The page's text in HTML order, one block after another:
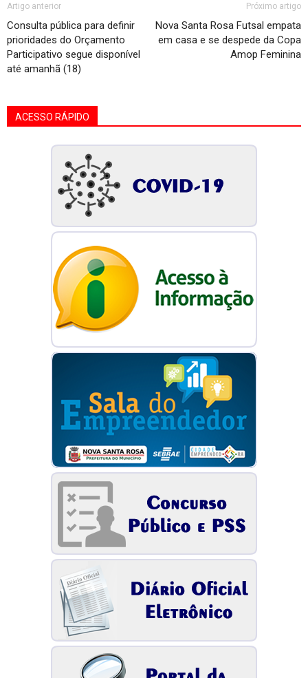
Artigo anterior
Consulta pública para definir
prioridades do Orçamento
Participativo segue disponível
até amanhã (18)
Próximo artigo
Nova Santa Rosa Futsal empata
em casa e se despede da Copa
Amop Feminina
ACESSO RÁPIDO